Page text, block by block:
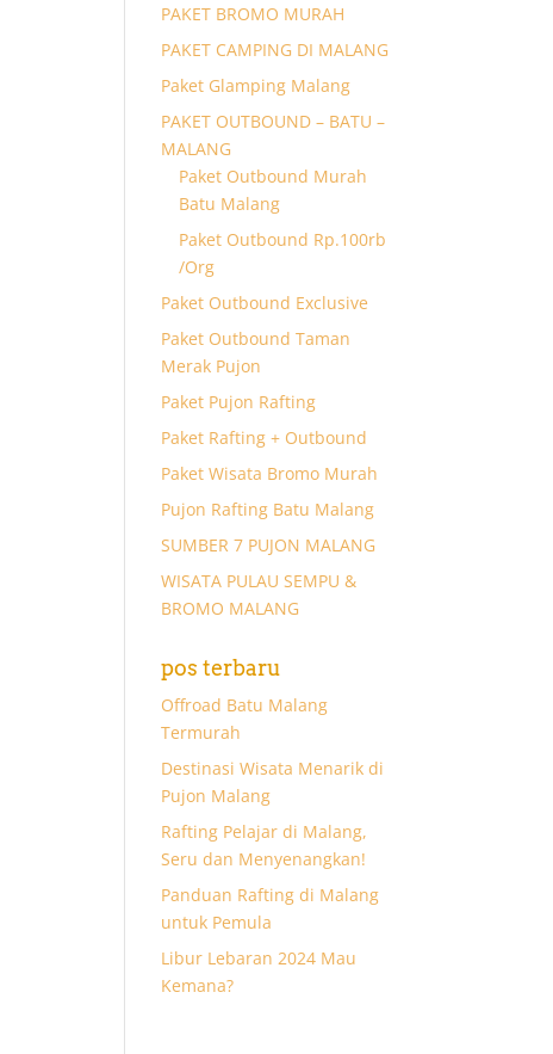
PAKET BROMO MURAH
PAKET CAMPING DI MALANG
Paket Glamping Malang
PAKET OUTBOUND – BATU –
MALANG
Paket Outbound Murah
Batu Malang
Paket Outbound Rp.100rb
/Org
Paket Outbound Exclusive
Paket Outbound Taman
Merak Pujon
Paket Pujon Rafting
Paket Rafting + Outbound
Paket Wisata Bromo Murah
Pujon Rafting Batu Malang
SUMBER 7 PUJON MALANG
WISATA PULAU SEMPU &
BROMO MALANG
pos terbaru
Offroad Batu Malang
Termurah
Destinasi Wisata Menarik di
Pujon Malang
Rafting Pelajar di Malang,
Seru dan Menyenangkan!
Panduan Rafting di Malang
untuk Pemula
Libur Lebaran 2024 Mau
Kemana?